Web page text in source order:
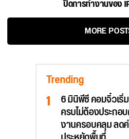
ปิดการทำงานของ
MORE
Trending
6 มินิพีซี คอมจิ๋วเริ่
ครบไม่ต้องประกอ
งานครอบคลุม ลด